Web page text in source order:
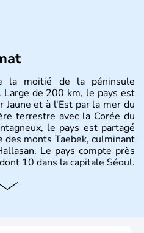
la moitié de la péninsule
Large de 200 km, le pays est
Jaune et à l'Est par la mer du
terrestre avec la Corée du
le pays est partagé
des monts Taebek, culminant
Le pays compte près
10 dans la capitale Séoul.